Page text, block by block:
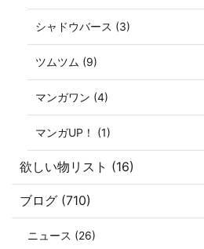
シャドウバース (3)
ツムツム (9)
マンガワン (4)
マンガUP！ (1)
欲しい物リスト (16)
ブログ (710)
ニュース (26)